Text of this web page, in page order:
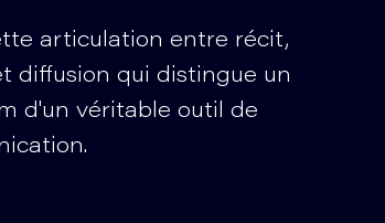
articulation entre récit,
diffusion qui distingue un
d'un véritable outil de